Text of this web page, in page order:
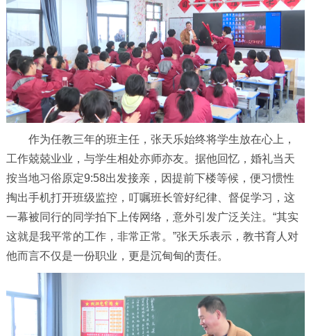
作为任教三年的班主任，张天乐始终将学生放在心上，
工作兢兢业业，与学生相处亦师亦友。据他回忆，婚礼当天
按当地习俗原定9:58出发接亲，因提前下楼等候，便习惯性
掏出手机打开班级监控，叮嘱班长管好纪律、督促学习，这
一幕被同行的同学拍下上传网络，意外引发广泛关注。“其实
这就是我平常的工作，非常正常。”张天乐表示，教书育人对
他而言不仅是一份职业，更是沉甸甸的责任。